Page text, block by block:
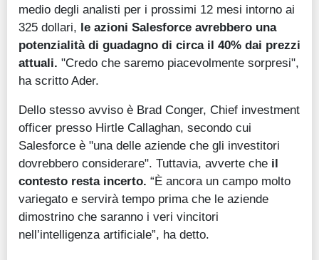
medio degli analisti per i prossimi 12 mesi intorno ai
325 dollari, le azioni Salesforce avrebbero una
potenzialità di guadagno di circa il 40% dai prezzi
attuali. "Credo che saremo piacevolmente sorpresi",
ha scritto Ader.
Dello stesso avviso è Brad Conger, Chief investment
officer presso Hirtle Callaghan, secondo cui
Salesforce è "una delle aziende che gli investitori
dovrebbero considerare". Tuttavia, avverte che il
contesto resta incerto. “È ancora un campo molto
variegato e servirà tempo prima che le aziende
dimostrino che saranno i veri vincitori
nell’intelligenza artificiale”, ha detto.